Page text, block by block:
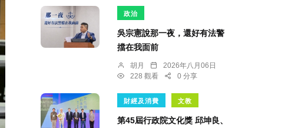
政治
吳宗憲說那一夜，還好有法警
擋在我面前
胡月
2026年八月06日
228 觀看
0 分享
財經及消費 文教
第45屆行政院文化獎 邱坤良、